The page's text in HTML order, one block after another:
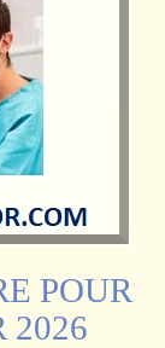
POUR
2026